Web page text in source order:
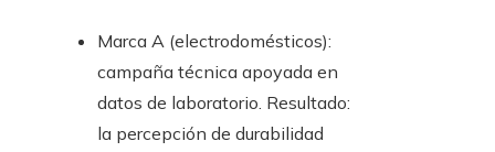
Marca A (electrodomésticos):
campaña técnica apoyada en
datos de laboratorio. Resultado:
la percepción de durabilidad